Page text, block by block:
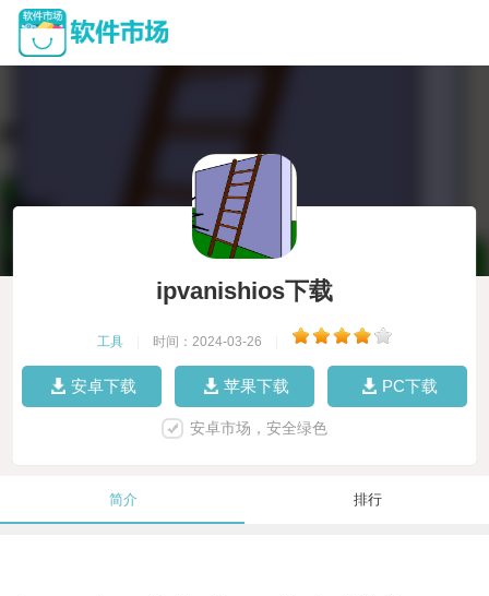
ipvanishios下载
工具 时间：2024-03-26
安卓下载 苹果下载 PC下载
安卓市场，安全绿色
简介 排行